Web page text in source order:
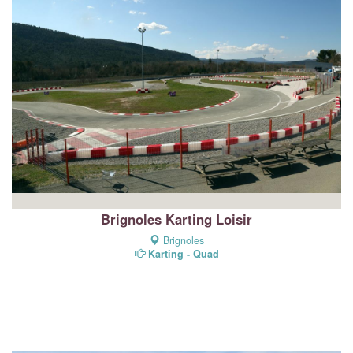
Brignoles Karting Loisir
Brignoles
Karting - Quad